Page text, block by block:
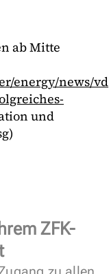
ab Mitte
energy/news/vd
und
ZFK-